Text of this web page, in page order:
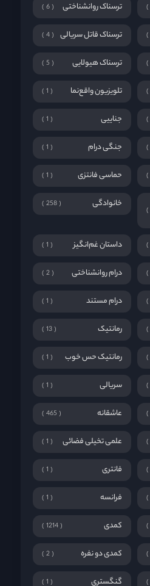
ترسناک روانشناختی 6
ترسناک قاتل سریالی 4
ترسناک هیولایی 5
تلویزیون واقع‌نما 1
جناییی 1
جنگی درام 1
حماسی فانتزی 1
خانوادگی 258
داستان غم‌انگیز 1
درام روانشناختی 2
درام مستند 1
رمانتیک 13
رمانتیک حس خوب 1
سریالی 1
عاشقانه 465
علمی تخیلی فضائی 1
فانتری 1
فرانسه 1
کمدی 1214
کمدی دو نفره 2
گنگستری 1